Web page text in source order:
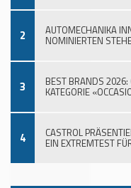
2 AUTOMECHANIKA
NOMINIERTEN
3 BEST BRANDS 2026:
KATEGORIE
4 CASTROL
EIN EXTREMTEST